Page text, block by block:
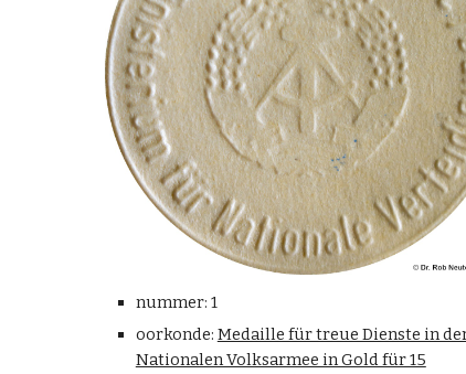
nummer: 1
oorkonde: Medaille für treue Dienste in
Nationalen Volksarmee in Gold für 15